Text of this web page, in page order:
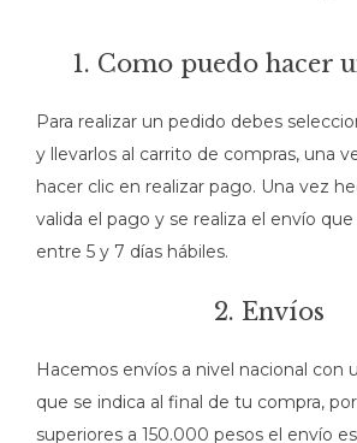
1. Como puedo hacer
Para realizar un pedido debes
y llevarlos al carrito de compras, una
hacer clic en realizar pago. Una vez
valida el pago y se realiza el envío
entre 5 y 7 días hábiles.
2. Envíos
Hacemos envíos a nivel nacional con
que se indica al final de tu compra,
superiores a 150.000 pesos el envío